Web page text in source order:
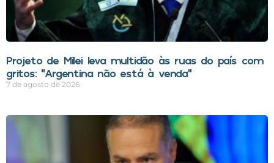
Projeto de Milei leva multidão às ruas do país com
gritos: “Argentina não está à venda”
7 de agosto de 2026